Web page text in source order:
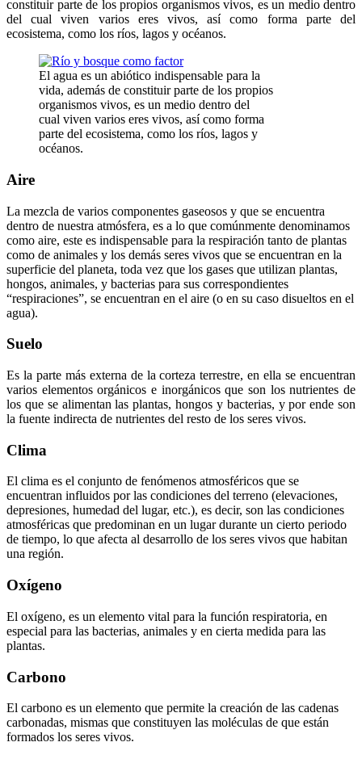
constituir parte de los propios organismos vivos, es un medio dentro
del cual viven varios eres vivos, así como forma parte del
ecosistema, como los ríos, lagos y océanos.
El agua es un abiótico indispensable para la
vida, además de constituir parte de los propios
organismos vivos, es un medio dentro del
cual viven varios eres vivos, así como forma
parte del ecosistema, como los ríos, lagos y
océanos.
Aire
La mezcla de varios componentes gaseosos y que se encuentra
dentro de nuestra atmósfera, es a lo que comúnmente denominamos
como aire, este es indispensable para la respiración tanto de plantas
como de animales y los demás seres vivos que se encuentran en la
superficie del planeta, toda vez que los gases que utilizan plantas,
hongos, animales, y bacterias para sus correspondientes
“respiraciones”, se encuentran en el aire (o en su caso disueltos en el
agua).
Suelo
Es la parte más externa de la corteza terrestre, en ella se encuentran
varios elementos orgánicos e inorgánicos que son los nutrientes de
los que se alimentan las plantas, hongos y bacterias, y por ende son
la fuente indirecta de nutrientes del resto de los seres vivos.
Clima
El clima es el conjunto de fenómenos atmosféricos que se
encuentran influidos por las condiciones del terreno (elevaciones,
depresiones, humedad del lugar, etc.), es decir, son las condiciones
atmosféricas que predominan en un lugar durante un cierto periodo
de tiempo, lo que afecta al desarrollo de los seres vivos que habitan
una región.
Oxígeno
El oxígeno, es un elemento vital para la función respiratoria, en
especial para las bacterias, animales y en cierta medida para las
plantas.
Carbono
El carbono es un elemento que permite la creación de las cadenas
carbonadas, mismas que constituyen las moléculas de que están
formados los seres vivos.